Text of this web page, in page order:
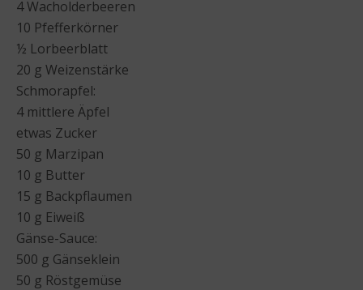
4 Wacholderbeeren
10 Pfefferkörner
½ Lorbeerblatt
20 g Weizenstärke
Schmorapfel:
4 mittlere Äpfel
etwas Zucker
50 g Marzipan
10 g Butter
15 g Backpflaumen
10 g Eiweiß
Gänse-Sauce:
500 g Gänseklein
50 g Röstgemüse